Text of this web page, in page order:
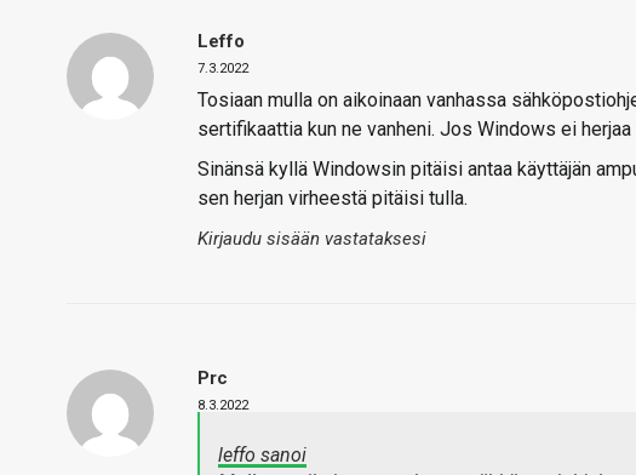
Leffo
7.3.2022
Tosiaan mulla on aikoinaan vanhassa
sertifikaattia kun ne vanheni. Jos Windows ei
Sinänsä kyllä Windowsin pitäisi antaa käyttäjän
sen herjan virheestä pitäisi tulla.
Kirjaudu sisään vastataksesi
Prc
8.3.2022
leffo sanoi